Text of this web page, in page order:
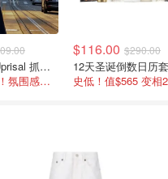
Unity Fitz Uprisal 抓绒卫衣
黄金码还在！氛围感之神
$116.00 $290.00
12天圣诞倒数日历
史低！值$565 变相